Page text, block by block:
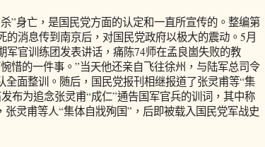
身亡，是国民党方面的认定和一直所宣传的。整编第
的消息传到南京后，对国民党政府以极大的震动。5月
军官训练团发表讲话，痛陈74师在孟良崮失败的教
惜的一件事。”当天他还亲自飞往徐州，与陆军总司令
全面整训。随后，国民党报刊相继报道了张灵甫等“集
布为追念张灵甫“成仁”通告国军官兵的训词，其中称
张灵甫等人“集体自戕殉国”，后即被载入国民党军战史